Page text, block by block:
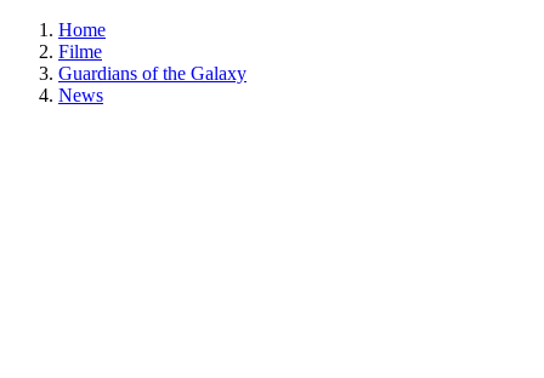
Home
Filme
Guardians of the Galaxy
News